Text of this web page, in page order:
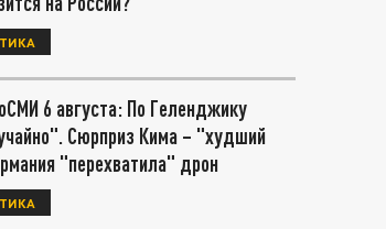
6 августа: По Геленджику
Сюрприз Кима – "худший
"перехватила" дрон